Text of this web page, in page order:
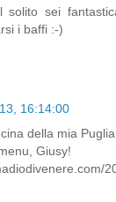
solito sei
i baffi :-)
16:14:00
della mia
Giusy!